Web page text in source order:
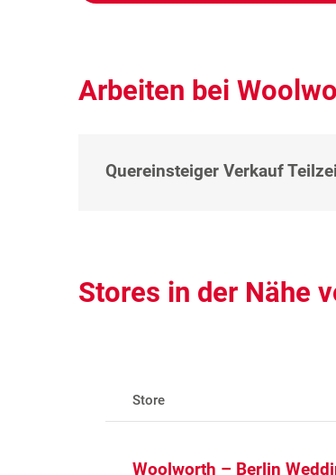
Arbeiten bei
Quereinsteiger Verkauf
Stores in der Nähe
Store
Woolworth – Berlin